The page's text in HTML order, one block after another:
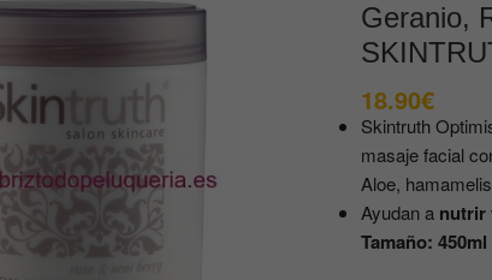
Geranio,
18.90€
Skintruth
masaje facial
Aloe,
Ayudan a nutrir
Tamaño: 450ml